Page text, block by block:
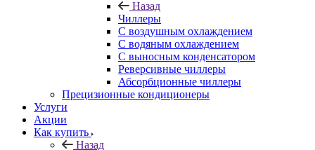
Назад
Чиллеры
С воздушным охлаждением
С водяным охлаждением
С выносным конденсатором
Реверсивные чиллеры
Абсорбционные чиллеры
Прецизионные кондиционеры
Услуги
Акции
Как купить
Назад